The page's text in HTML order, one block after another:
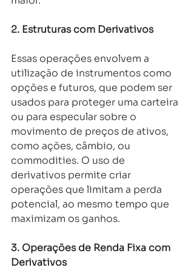
2. Estruturas com Derivativos
Essas operações envolvem a
utilização de instrumentos como
opções e futuros, que podem ser
usados para proteger uma carteira
ou para especular sobre o
movimento de preços de ativos,
como ações, câmbio, ou
commodities. O uso de
derivativos permite criar
operações que limitam a perda
potencial, ao mesmo tempo que
maximizam os ganhos.
3. Operações de Renda Fixa com
Derivativos